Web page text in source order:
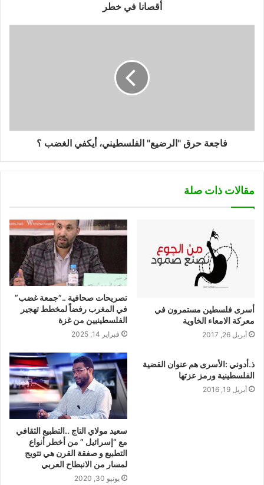
أقصانا في خطر
فاجعة حرق "الرضيع" الفلسطيني، أيكفي الغضب ؟
مقالات ذات صلة
أسرى فلسطين مستمرون في
معركة الامعاء الخاوية
أبريل 26, 2017
تصريحات صحافية ..”جمعة غضب”
في المغرب رفضاً لمخطط تهجير
الفلسطينيين من غزة
فبراير 14, 2025
ذ.أدوني :الأسرى هم عنوان القضية
الفلسطينية ورمز عزتها
أبريل 19, 2016
سعيد مولاي التاج ..التطبيع الثقافي
مع “إسرائيل ” من أخطر أنواع
التطبيع و صفقة القرن هي تتويج
لمسار من الانبطاح العربي
يونيو 30, 2020